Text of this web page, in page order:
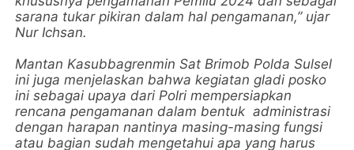
sarana tukar pikiran dalam hal pengamanan,” ujar
Nur Ichsan.
Mantan Kasubbagrenmin Sat Brimob Polda Sulsel
ini juga menjelaskan bahwa kegiatan gladi posko
ini sebagai upaya dari Polri mempersiapkan
rencana pengamanan dalam bentuk administrasi
dengan harapan nantinya masing-masing fungsi
atau bagian sudah mengetahui apa yang harus